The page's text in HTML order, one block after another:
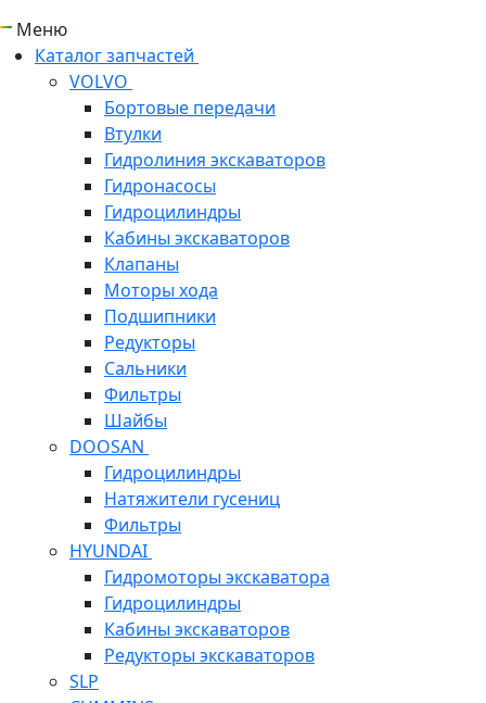
Меню
Каталог запчастей
VOLVO
Бортовые передачи
Втулки
Гидролиния экскаваторов
Гидронасосы
Гидроцилиндры
Кабины экскаваторов
Клапаны
Моторы хода
Подшипники
Редукторы
Сальники
Фильтры
Шайбы
DOOSAN
Гидроцилиндры
Натяжители гусениц
Фильтры
HYUNDAI
Гидромоторы экскаватора
Гидроцилиндры
Кабины экскаваторов
Редукторы экскаваторов
SLP